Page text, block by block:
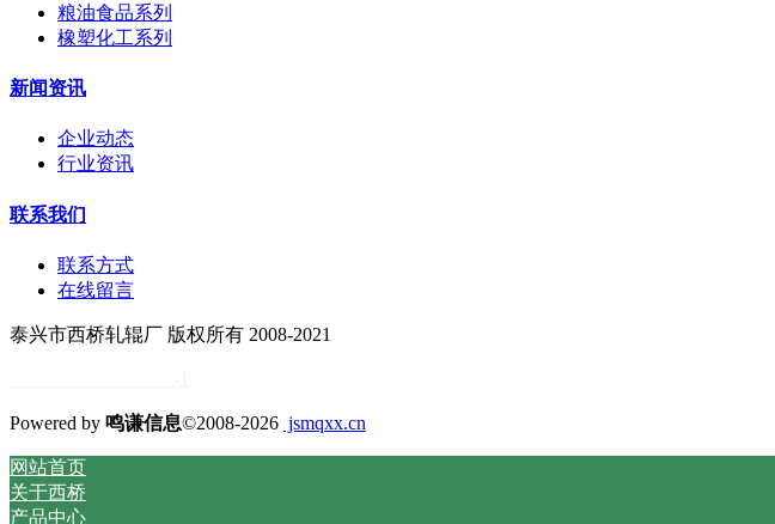
粮油食品系列
橡塑化工系列
新闻资讯
企业动态
行业资讯
联系我们
联系方式
在线留言
泰兴市西桥轧辊厂 版权所有 2008-2021
Powered by 鸣谦信息©2008-2026 jsmqxx.cn
网站首页
关于西桥
产品中心